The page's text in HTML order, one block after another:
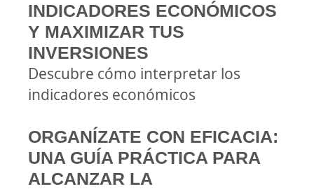
INDICADORES ECONÓMICOS
Y MAXIMIZAR TUS
INVERSIONES
Descubre cómo interpretar los
indicadores económicos
ORGANÍZATE CON EFICACIA:
UNA GUÍA PRÁCTICA PARA
ALCANZAR LA